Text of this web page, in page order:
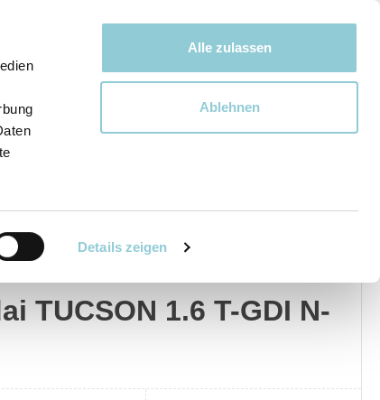
Details zeigen
Alle zulassen
Ablehnen
Bewegen bewegt uns!
TUCSON 1.6 T-GDI N-